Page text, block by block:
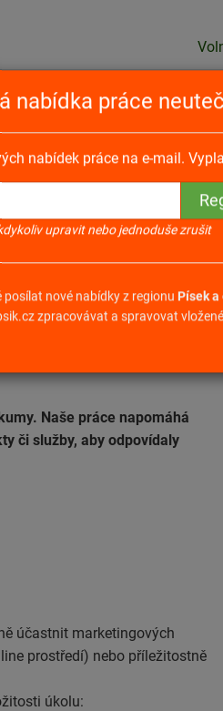
v rámci celé ČR
– v rámci celé
na nabídku
Naše práce napomáhá
či služby, aby odpovídaly
účastnit marketingových
prostředí) nebo příležitostně
úkolu:
nabídka práce
nabídek práce na e-mail.
upravit nebo jednoduše zrušit
nové nabídky z regionu Písek a
zpracovávat a spravovat